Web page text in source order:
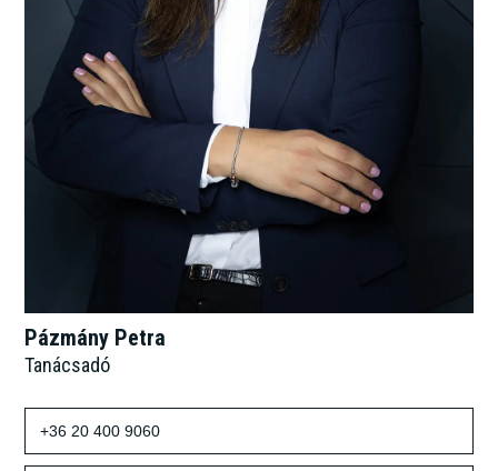
Pázmány Petra
Tanácsadó
+36 20 400 9060